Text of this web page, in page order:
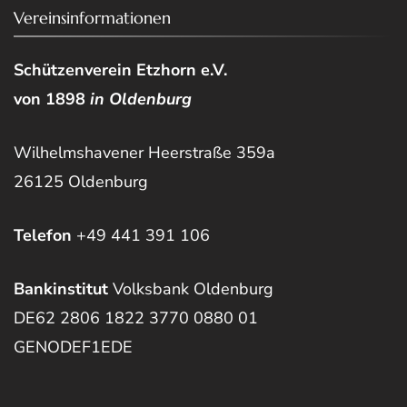
Vereinsinformationen
Schützenverein Etzhorn e.V.
von 1898 in Oldenburg
Wilhelmshavener Heerstraße 359a
26125 Oldenburg
Telefon +49 441 391 106
Bankinstitut Volksbank Oldenburg
DE62 2806 1822 3770 0880 01
GENODEF1EDE